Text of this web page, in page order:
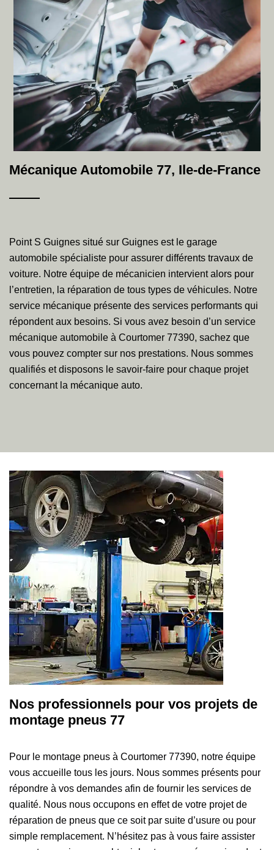
Mécanique Automobile 77, Ile-de-France
Point S Guignes situé sur Guignes est le garage
automobile spécialiste pour assurer différents travaux de
voiture. Notre équipe de mécanicien intervient alors pour
l’entretien, la réparation de tous types de véhicules. Notre
service mécanique présente des services performants qui
répondent aux besoins. Si vous avez besoin d’un service
mécanique automobile à Courtomer 77390, sachez que
vous pouvez compter sur nos prestations. Nous sommes
qualifiés et disposons le savoir-faire pour chaque projet
concernant la mécanique auto.
Nos professionnels pour vos projets de
montage pneus 77
Pour le montage pneus à Courtomer 77390, notre équipe
vous accueille tous les jours. Nous sommes présents pour
répondre à vos demandes afin de fournir les services de
qualité. Nous nous occupons en effet de votre projet de
réparation de pneus que ce soit par suite d’usure ou pour
simple remplacement. N’hésitez pas à vous faire assister